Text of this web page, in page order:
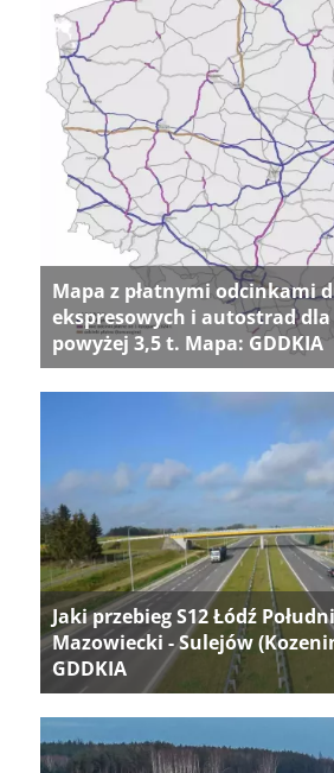
Mapa z płatnymi odcinkami
ekspresowych i autostrad
powyżej 3,5 t. Mapa: GDDKIA
Jaki przebieg S12 Łódź
Mazowiecki - Sulejów
GDDKIA